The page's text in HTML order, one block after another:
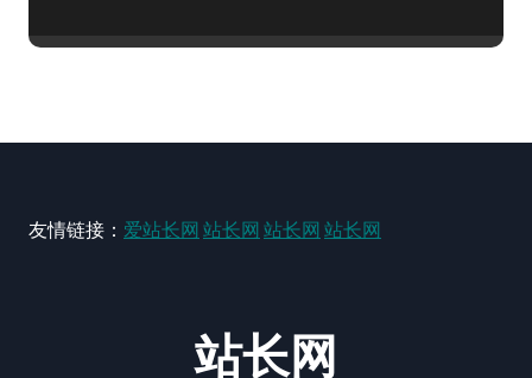
友情链接： 爱站长网 站长网 站长网 站长网
站长网